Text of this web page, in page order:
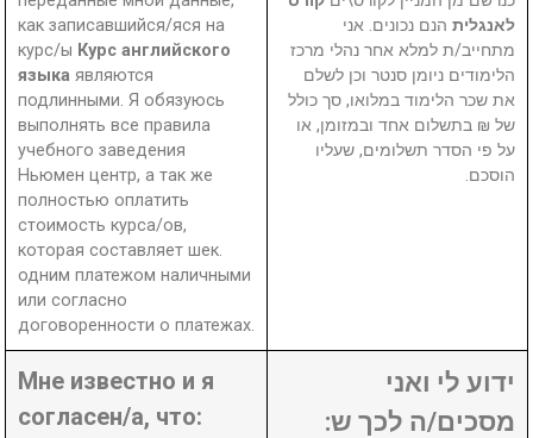
как записавшийся/яся на
курс/ы Курс английского
языкаявляются
подлинными. Я обязуюсь
выполнять все правила
учебного заведения
Ньюмен центр, а так же
полностью оплатить
стоимость курса/ов,
которая составляетшек.
одним платежом наличными
или согласно
договоренности о платежах.
לאנגלית הנם נכונים. אני
מתחייב/ת למלא אחר נהלי מרכז
הלימודים ניומן סנטר וכן לשלם
את שכר הלימוד במלואו, סך כולל
של ₪ בתשלום אחד ובמזומן, או
על פי הסדר תשלומים, שעליו
הוסכם.
Мне известно и я
согласен/а, что:
ידוע לי ואני
מסכים/ה לכך ש: